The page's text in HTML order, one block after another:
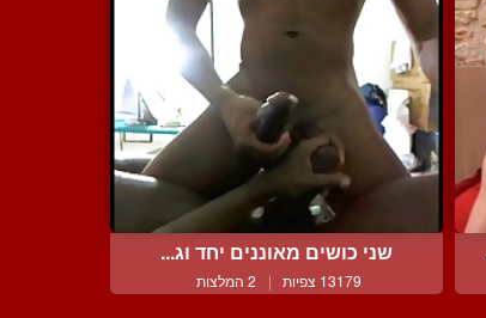
שני כושים מאוננים יחד וג...
13179 צפיות | 2 המלצות